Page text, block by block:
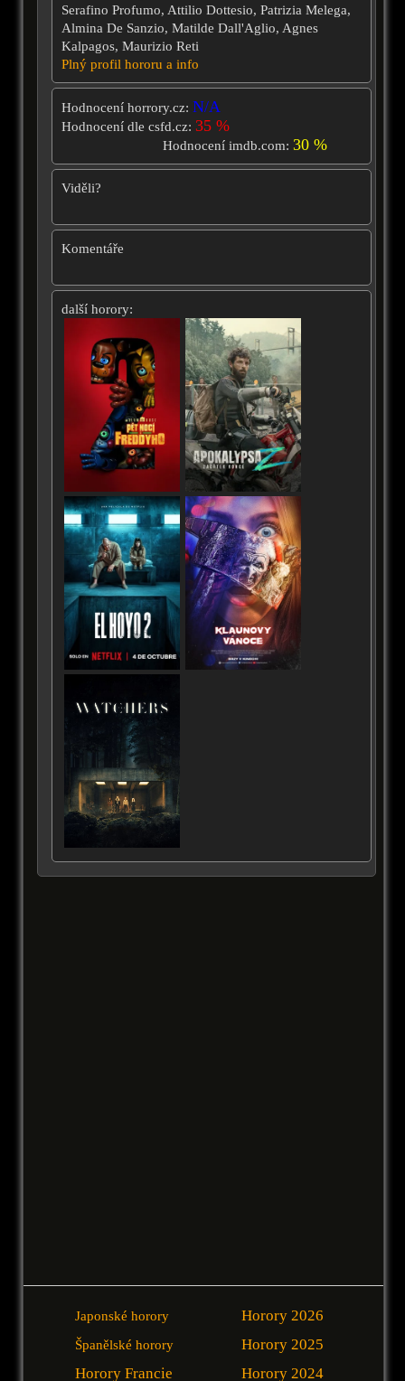
Serafino Profumo, Attilio Dottesio, Patrizia Melega,
Almina De Sanzio, Matilde Dall'Aglio, Agnes
Kalpagos, Maurizio Reti
Plný profil hororu a info
Hodnocení horrory.cz: N/A
Hodnocení dle csfd.cz: 35 %
Hodnocení imdb.com:30 %
Viděli?
Komentáře
další horory:
Japonské horory
Španělské horory
Horory Francie
Horory 2026
Horory 2025
Horory 2024